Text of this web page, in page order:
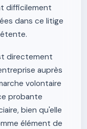
difficilement
dans ce litige
directement
auprès
volontaire
probante
bien qu'elle
élément de